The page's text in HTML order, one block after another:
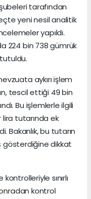
tarafından
yeni nesil analitik
yapıldı.
224 bin 738 gümrük
aykırı işlem
tescil ettiği 49 bin
Bu işlemlerle ilgili
lira tutarında ek
Bakanlık, bu tutarın
gösterdiğine dikkat
sınırlı
kontrol